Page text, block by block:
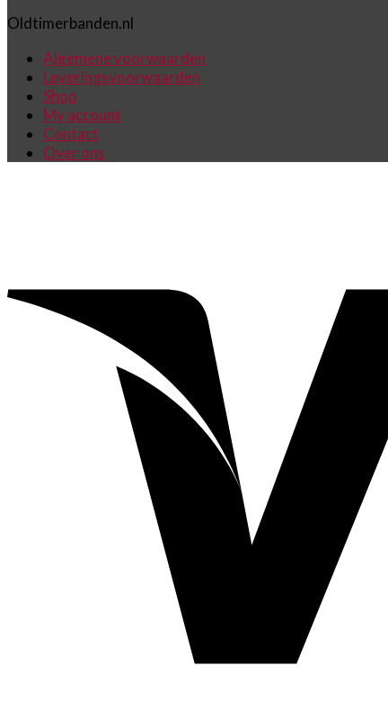
Oldtimerbanden.nl
Algemene voorwaarden
Leveringsvoorwaarden
Shop
My account
Contact
Over ons